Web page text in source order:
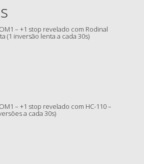
– +1 stop revelado com Rodinal
(1 inversão lenta a cada 30s)
– +1 stop revelado com HC-110 –
a cada 30s)